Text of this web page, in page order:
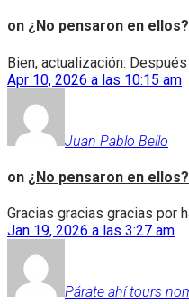
on ¿No pensaron en
Bien, actualización:
Apr 10, 2026 a las 10:15 am
Juan Pablo Bello
on ¿No pensaron en
Gracias gracias gracias por
Jan 19, 2026 a las 3:27 am
Párate ahí tours